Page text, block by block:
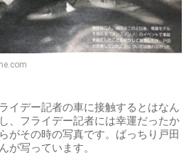
イデー記者の車に接触するとはなん
、フライデー記者には幸運だったか
がその時の写真です。ばっちり戸田
が写っています。